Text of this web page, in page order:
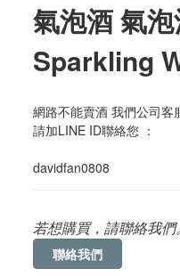
氣泡酒 氣
Sparkling
網路不能賣酒 我們公司客
請加LINE ID聯絡您 ：
davidfan0808
若想購買，請聯絡我們。
聯絡我們